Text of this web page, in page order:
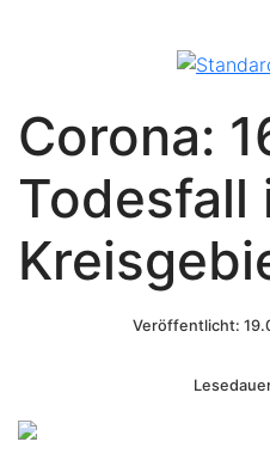
Corona:
Todesfall
Veröffentlicht: